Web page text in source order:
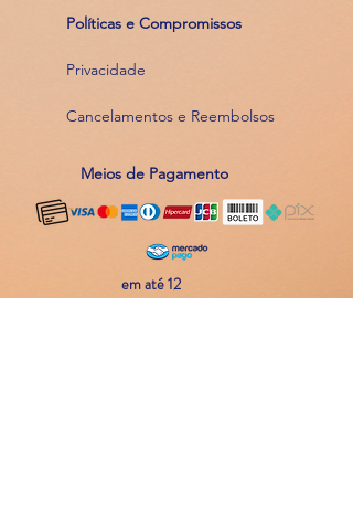
Políticas e Compromissos
Privacidade
Cancelamentos e Reembolsos
Meios de Pagamento
em até 12
parcelas